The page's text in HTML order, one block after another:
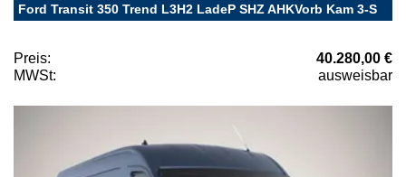
Ford Transit 350 Trend L3H2 LadeP SHZ AHKVorb Kam 3-S
Preis:
40.280,00 €
MWSt:
ausweisbar